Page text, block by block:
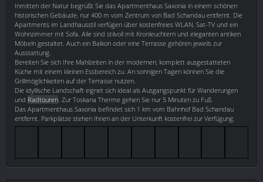
Inmitten der Natur begrüßt Sie das Apartmenthaus Saxonia in einem schönen
historischen Gebäude, nur 400 m vom Zentrum von Bad Schandau entfernt. Die
Apartments im Landhausstil verfügen über kostenfreies WLAN, Sat-TV und ein
Wohnzimmer mit Sofa. Alle sind stilvoll mit Kronleuchtern und eleganten antiken
Möbeln gestaltet. Auch ein Balkon oder eine Terrasse gehören jeweils zur
Ausstattung.
Bereiten Sie sich Ihre Mahlzeiten in der modernen, komplett ausgestatteten
Küche mit einem kleinen Essbereich zu. An sonnigen Tagen können Sie die
Grillmöglichkeiten auf der Terrasse nutzen.
Die idyllische Landschaft eignet sich ideal als Ausgangspunkt für Wanderungen
und Radtouren . Zur Toskana Therme gehen Sie nur 5 Minuten zu Fuß.
Das Apartmenthaus Saxonia befindet sich 1 km vom Bahnhof Bad Schandau
entfernt. Parkplätze stehen Ihnen an der Unterkunft kostenfrei zur Verfügung.